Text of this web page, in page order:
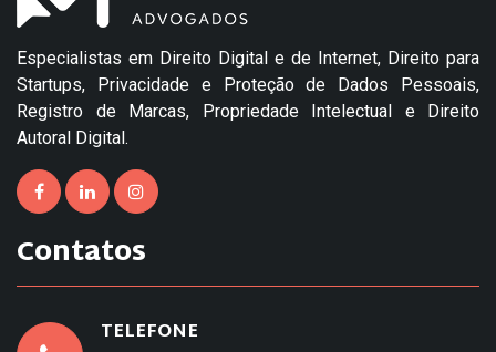
Especialistas em Direito Digital e de Internet, Direito para
Startups, Privacidade e Proteção de Dados Pessoais,
Registro de Marcas, Propriedade Intelectual e Direito
Autoral Digital.
Contatos
TELEFONE